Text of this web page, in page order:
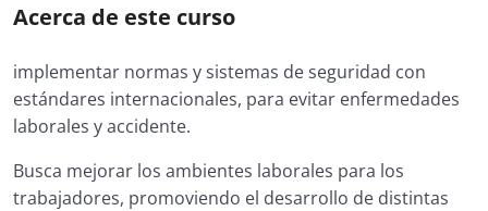
Acerca de este curso
implementar normas y sistemas de seguridad con
estándares internacionales, para evitar enfermedades
laborales y accidente.
Busca mejorar los ambientes laborales para los
trabajadores, promoviendo el desarrollo de distintas